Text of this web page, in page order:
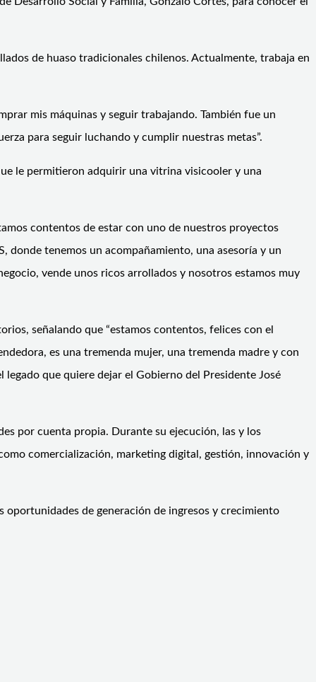
de huaso tradicionales chilenos. Actualmente, trabaja en
mis máquinas y seguir trabajando. También fue un
para seguir luchando y cumplir nuestras metas”.
le permitieron adquirir una vitrina visicooler y una
contentos de estar con uno de nuestros proyectos
donde tenemos un acompañamiento, una asesoría y un
vende unos ricos arrollados y nosotros estamos muy
señalando que “estamos contentos, felices con el
es una tremenda mujer, una tremenda madre y con
que quiere dejar el Gobierno del Presidente José
por cuenta propia. Durante su ejecución, las y los
comercialización, marketing digital, gestión, innovación y
de generación de ingresos y crecimiento